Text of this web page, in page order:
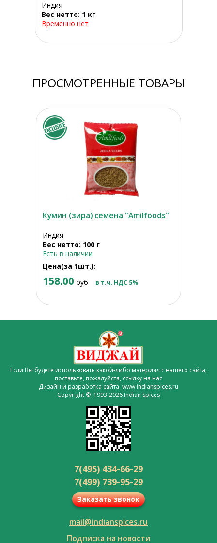
Индия
Вес нетто: 1 кг
Временно нет
ПРОСМОТРЕННЫЕ ТОВАРЫ
Кумин (зира) семена "Amilfoods"
Индия
Вес нетто: 100 г
Есть в наличии
Цена(за 1шт.):
158.00 руб. в т.ч. НДС 5%
Если Вы будете использовать какой-либо материал с нашего сайта,
поставьте, пожалуйста, ссылку на нас
Дизайн и разработка сайта www.indianspices.ru
Copyright © 1993-2026 Indian Spices
7(495) 434-66-29
7(499) 739-95-29
Заказать звонок
mail@indianspices.ru
Подписка на новости